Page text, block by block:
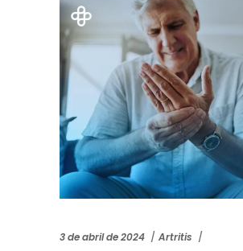
3 de abril de 2024
Artritis